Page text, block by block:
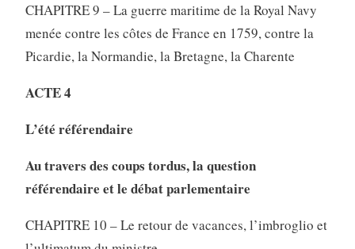
CHAPITRE 9 – La guerre maritime de la Royal Navy
menée contre les côtes de France en 1759, contre la
Picardie, la Normandie, la Bretagne, la Charente
ACTE 4
L’été référendaire
Au travers des coups tordus, la question
référendaire et le débat parlementaire
CHAPITRE 10 – Le retour de vacances, l’imbroglio et